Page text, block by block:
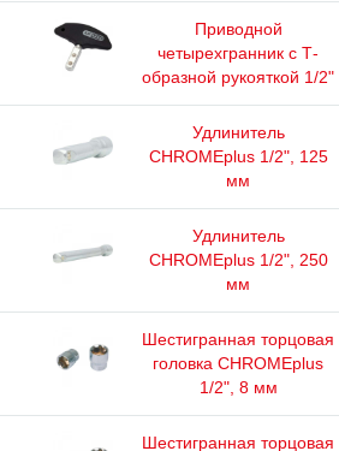
Приводной
четырехгранник с Т-
образной рукояткой 1/2"
Удлинитель
CHROMEplus 1/2", 125
мм
Удлинитель
CHROMEplus 1/2", 250
мм
Шестигранная торцовая
головка CHROMEplus
1/2", 8 мм
Шестигранная торцовая